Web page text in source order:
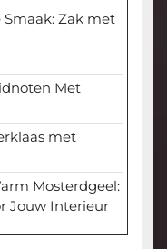
Zak met
Met
met
Mosterdgeel:
Jouw Interieur